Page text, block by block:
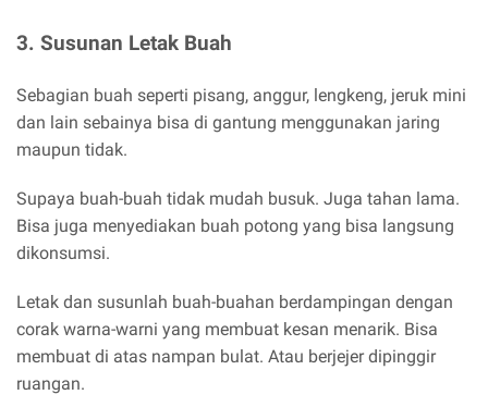
3. Susunan Letak Buah
Sebagian buah seperti pisang, anggur, lengkeng, jeruk mini
dan lain sebainya bisa di gantung menggunakan jaring
maupun tidak.
Supaya buah-buah tidak mudah busuk. Juga tahan lama.
Bisa juga menyediakan buah potong yang bisa langsung
dikonsumsi.
Letak dan susunlah buah-buahan berdampingan dengan
corak warna-warni yang membuat kesan menarik. Bisa
membuat di atas nampan bulat. Atau berjejer dipinggir
ruangan.